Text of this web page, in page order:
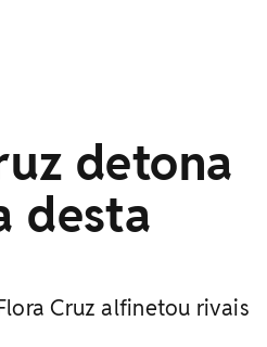
detona
desta
Cruz alfinetou rivais